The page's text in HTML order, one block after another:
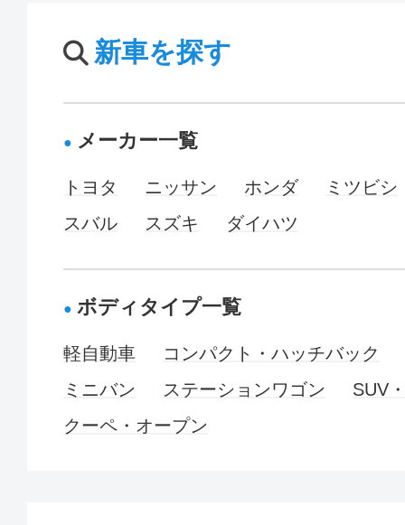
新車を探す
メーカー一覧
トヨタ ニッサン ホンダ
ミツビシ
スバル
スズキ ダイハツ
ボディタイプ一覧
軽自動車
コンパクト・ハッチバック
ミニバン
ステーションワゴン
SUV
クーペ・オープン